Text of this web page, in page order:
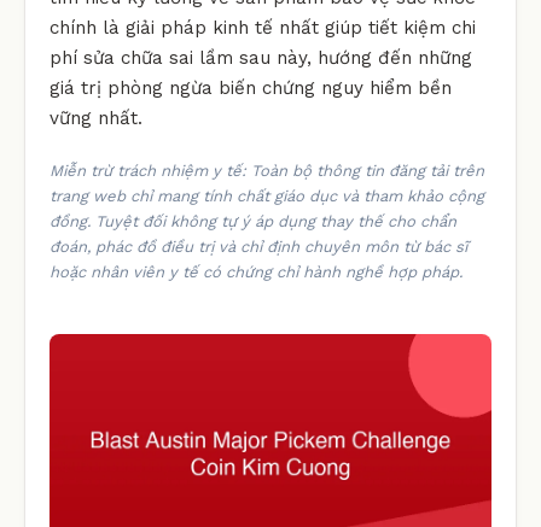
chính là giải pháp kinh tế nhất giúp tiết kiệm chi
phí sửa chữa sai lầm sau này, hướng đến những
giá trị phòng ngừa biến chứng nguy hiểm bền
vững nhất.
Miễn trừ trách nhiệm y tế: Toàn bộ thông tin đăng tải trên
trang web chỉ mang tính chất giáo dục và tham khảo cộng
đồng. Tuyệt đối không tự ý áp dụng thay thế cho chẩn
đoán, phác đồ điều trị và chỉ định chuyên môn từ bác sĩ
hoặc nhân viên y tế có chứng chỉ hành nghề hợp pháp.